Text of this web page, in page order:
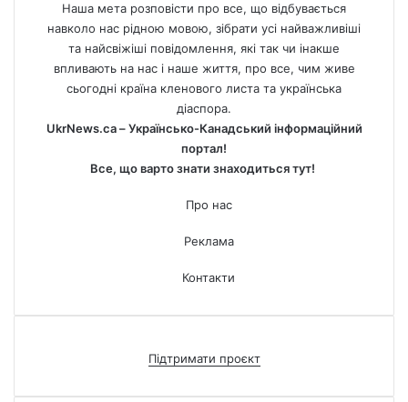
Наша мета розповісти про все, що відбувається
навколо нас рідною мовою, зібрати усі найважливіші
та найсвіжіші повідомлення, які так чи інакше
впливають на нас і наше життя, про все, чим живе
сьогодні країна кленового листа та українська
діаспора.
UkrNews.ca – Українсько-Канадський інформаційний
портал!
Все, що варто знати знаходиться тут!
Про нас
Реклама
Контакти
Підтримати проєкт